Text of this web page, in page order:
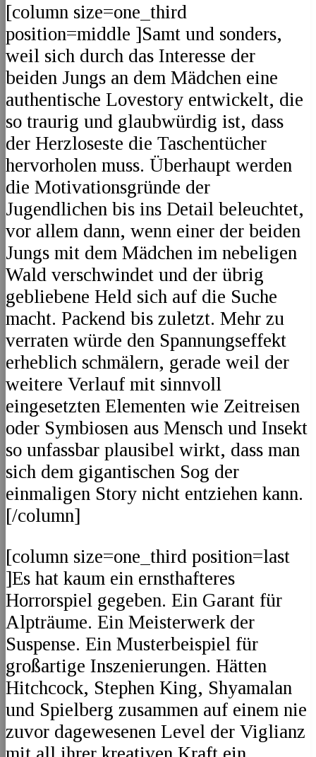
[column size=one_third
position=middle ]Samt und sonders,
weil sich durch das Interesse der
beiden Jungs an dem Mädchen eine
authentische Lovestory entwickelt, die
so traurig und glaubwürdig ist, dass
der Herzloseste die Taschentücher
hervorholen muss. Überhaupt werden
die Motivationsgründe der
Jugendlichen bis ins Detail beleuchtet,
vor allem dann, wenn einer der beiden
Jungs mit dem Mädchen im nebeligen
Wald verschwindet und der übrig
gebliebene Held sich auf die Suche
macht. Packend bis zuletzt. Mehr zu
verraten würde den Spannungseffekt
erheblich schmälern, gerade weil der
weitere Verlauf mit sinnvoll
eingesetzten Elementen wie Zeitreisen
oder Symbiosen aus Mensch und Insekt
so unfassbar plausibel wirkt, dass man
sich dem gigantischen Sog der
einmaligen Story nicht entziehen kann.
[/column]
[column size=one_third position=last
]Es hat kaum ein ernsthafteres
Horrorspiel gegeben. Ein Garant für
Alpträume. Ein Meisterwerk der
Suspense. Ein Musterbeispiel für
großartige Inszenierungen. Hätten
Hitchcock, Stephen King, Shyamalan
und Spielberg zusammen auf einem nie
zuvor dagewesenen Level der Viglianz